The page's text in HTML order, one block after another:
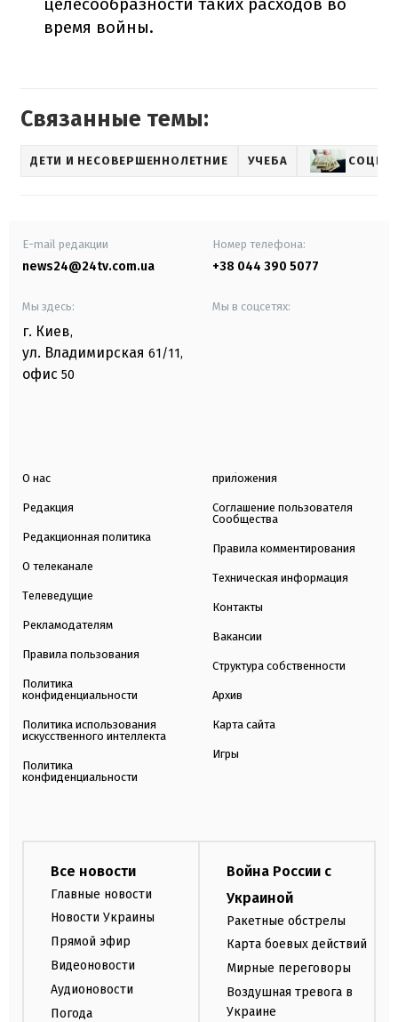
время войны.
Связанные темы:
ДЕТИ И НЕСОВЕРШЕННОЛЕТНИЕ УЧЕБА
E-mail редакции
news24@24tv.com.ua
Номер телефона:
+38 044 390 5077
Мы здесь:
г. Киев,
ул. Владимирская 61/11,
офис 50
Мы в соцсетях:
О нас
Редакция
Редакционная политика
О телеканале
Телеведущие
Рекламодателям
Правила пользования
Политика
конфиденциальности
Политика использования
искусственного интеллекта
Политика
конфиденциальности
приложения
Соглашение пользователя
Сообщества
Правила комментирования
Техническая информация
Контакты
Вакансии
Структура собственности
Архив
Карта сайта
Игры
Все новости
Главные новости
Новости Украины
Прямой эфир
Видеоновости
Аудионовости
Погода
Война России с
Украиной
Ракетные обстрелы
Карта боевых действий
Мирные переговоры
Воздушная тревога в
Украине